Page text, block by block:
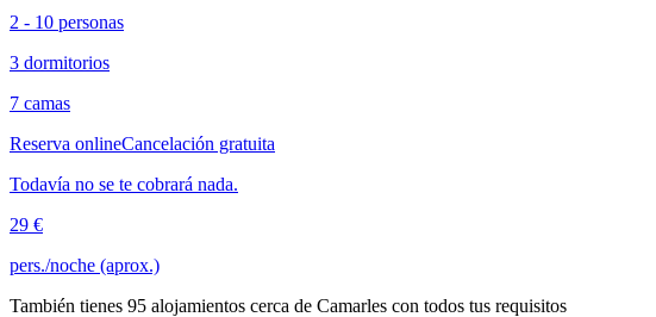
2 - 10 personas
3 dormitorios
7 camas
Reserva onlineCancelación gratuita
Todavía no se te cobrará nada.
29 €
pers./noche (aprox.)
También tienes 95 alojamientos cerca de Camarles con todos tus requisitos